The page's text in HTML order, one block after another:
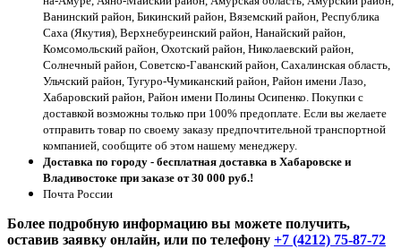
Ванинский район, Бикинский район, Вяземский район, Республика
Саха (Якутия), Верхнебуреинский район, Нанайский район,
Комсомольский район, Охотский район, Николаевский район,
Солнечный район, Советско-Гаванский район, Сахалинская область,
Ульчский район, Тугуро-Чумиканский район, Район имени Лазо,
Хабаровский район, Район имени Полины Осипенко. Покупки с
доставкой возможны только при 100% предоплате. Если вы желаете
отправить товар по своему заказу предпочтительной транспортной
компанией, сообщите об этом нашему менеджеру.
Доставка по городу - бесплатная доставка в Хабаровске и
Владивостоке при заказе от 30 000 руб.!
Почта России
Более подробную информацию вы можете получить,
оставив заявку онлайн, или по телефону +7 (4212) 75-87-72